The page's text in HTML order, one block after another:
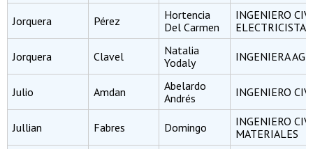
Jorquera Pérez
Hortencia
Del Carmen
INGENIERO
ELECTRICISTA
Jorquera Clavel
Natalia
Yodaly
INGENIERA
Julio Amdan
Abelardo
Andrés
INGENIERO
Jullian Fabres Domingo
INGENIERO
MATERIALES